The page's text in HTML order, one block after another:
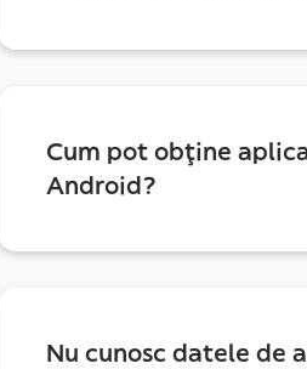
Cum pot obține
Android?
Nu cunosc datele de